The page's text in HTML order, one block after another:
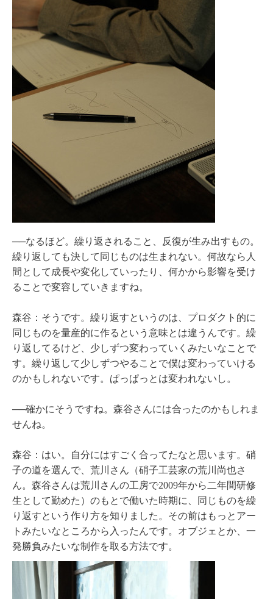
──なるほど。繰り返されること、反復が生み出すもの。
繰り返しても決して同じものは生まれない。何故なら人
間として成長や変化していったり、何かから影響を受け
ることで変容していきますね。
森谷：そうです。繰り返すというのは、プロダクト的に
同じものを量産的に作るという意味とは違うんです。繰
り返してるけど、少しずつ変わっていくみたいなことで
す。繰り返して少しずつやることで僕は変わっていける
のかもしれないです。ぱっぱっとは変われないし。
──確かにそうですね。森谷さんには合ったのかもしれま
せんね。
森谷：はい。自分にはすごく合ってたなと思います。硝
子の道を選んで、荒川さん（硝子工芸家の荒川尚也さ
ん。森谷さんは荒川さんの工房で2009年から二年間研修
生として勤めた）のもとで働いた時期に、同じものを繰
り返すという作り方を知りました。その前はもっとアー
トみたいなところから入ったんです。オブジェとか、一
発勝負みたいな制作を取る方法です。